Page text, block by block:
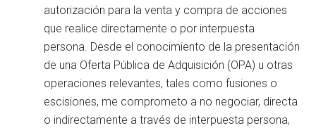
autorización para la venta y compra de acciones
que realice directamente o por interpuesta
persona. Desde el conocimiento de la presentación
de una Oferta Pública de Adquisición (OPA) u otras
operaciones relevantes, tales como fusiones o
escisiones, me comprometo a no negociar, directa
o indirectamente a través de interpuesta persona,